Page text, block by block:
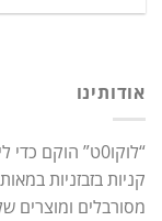
אודותינו
“לוקו0ט”
קניות בזבזניות
מסורבלים ומוצרים